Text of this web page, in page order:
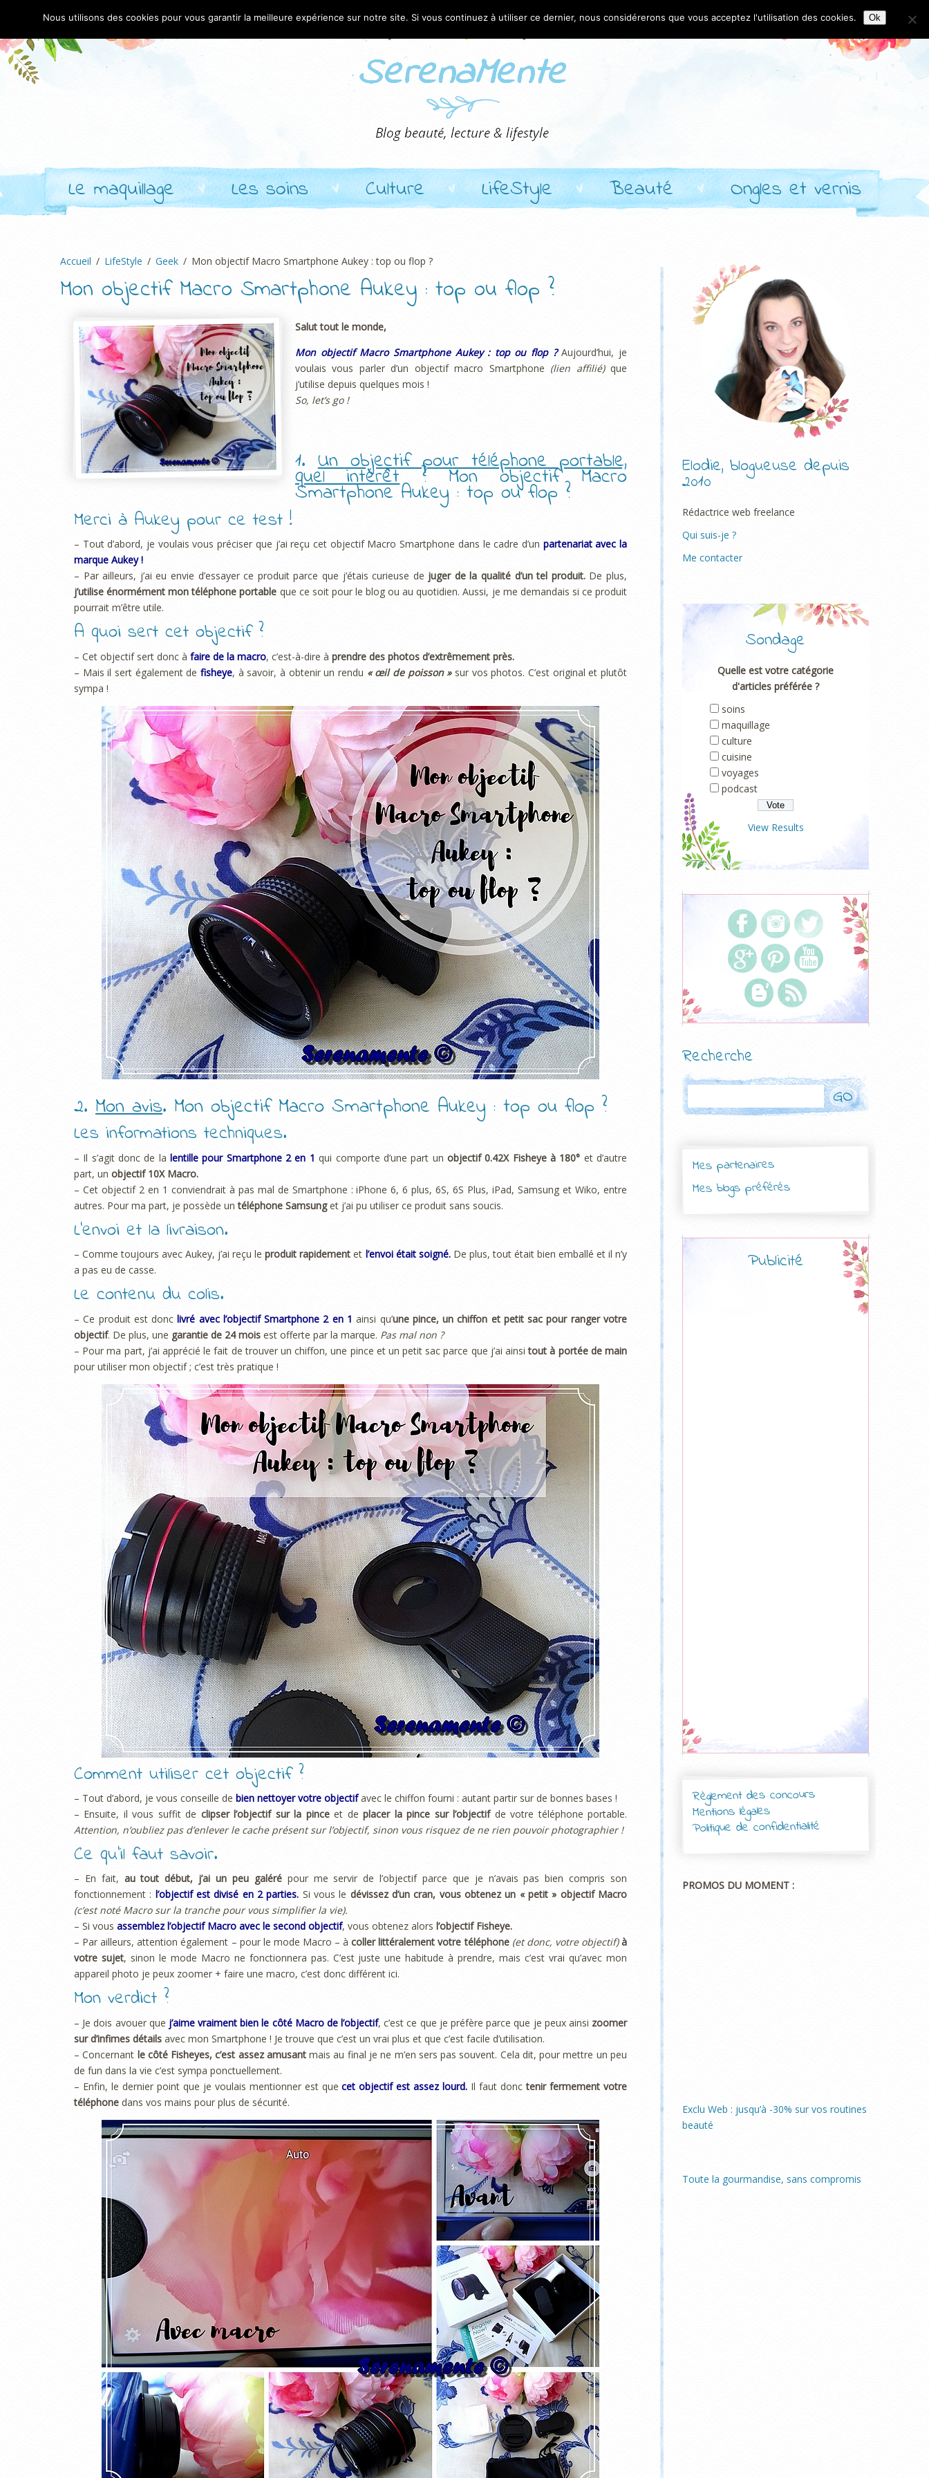
Le maquillage Les soins Culture LifeStyle Beauté Ongles et vernis
Accueil LifeStyle Geek Mon objectif Macro Smartphone Aukey : top ou flop ?
Mon objectif Macro Smartphone Aukey : top ou flop ?
Salut tout le monde,
Mon objectif Macro Smartphone Aukey : top ou flop ?Aujourd’hui, je
voulais vous parler d’un objectif macro Smartphone (lien affilié)que
j’utilise depuis quelques mois !
So, let’s go !
1.Un objectif pour téléphone portable,
quel intérêt? Mon objectif Macro
Smartphone Aukey : top ou flop ?
Merci à Aukey pour ce test !
– Tout d’abord, je voulais vous préciser que j’ai reçu cet objectif Macro Smartphone dans le cadre d’un partenariat avec la
marque Aukey !
– Par ailleurs, j’ai eu envie d’essayer ce produit parce que j’étais curieuse de juger de la qualité d’un tel produit.De plus,
j’utilise énormément mon téléphone portable que ce soit pour le blog ou au quotidien. Aussi, je me demandais si ce produit
pourrait m’être utile.
A quoi sert cet objectif ?
– Cet objectif sert donc à faire de la macro, c’est-à-dire à prendre des photos d’extrêmement près.
– Mais il sert également de fisheye, à savoir, à obtenir un rendu « œil de poisson »sur vos photos. C’est original et plutôt
sympa !
2. Mon avis. Mon objectif Macro Smartphone Aukey : top ou flop ?
Les informations techniques.
– Il s’agit donc de lalentille pour Smartphone 2 en 1 qui comporte d’une part un objectif 0.42X Fisheye à 180° et d’autre
part, un objectif 10X Macro.
– Cet objectif 2 en 1 conviendrait à pas mal de Smartphone : iPhone 6, 6 plus, 6S, 6S Plus, iPad, Samsung et Wiko, entre
autres. Pour ma part, je possède untéléphone Samsunget j’ai pu utiliser ce produit sans soucis.
L’envoi et la livraison.
– Comme toujours avec Aukey, j’ai reçu leproduit rapidement et l’envoi était soigné. De plus, tout était bien emballé et il n’y
a pas eu de casse.
Le contenu du colis.
– Ce produit est donc livré avec l’objectif Smartphone 2 en 1 ainsi qu’une pince, un chiffon et petit sac pour ranger votre
objectif. De plus, une garantie de 24 mois est offerte par la marque. Pas mal non ?
– Pour ma part, j’ai apprécié le fait de trouver un chiffon, une pince et un petit sac parce que j’ai ainsitout à portée de main
pour utiliser mon objectif ; c’est très pratique !
Comment utiliser cet objectif ?
– Tout d’abord, je vous conseille de bien nettoyer votre objectif avec le chiffon fourni : autant partir sur de bonnes bases !
– Ensuite, il vous suffit de clipser l’objectif sur la pinceet deplacer la pince sur l’objectifde votre téléphone portable.
Attention, n’oubliez pas d’enlever le cache présent sur l’objectif, sinon vous risquez de ne rien pouvoir photographier !
Ce qu’il faut savoir.
– En fait, au tout début, j’ai un peu galérépour me servir de l’objectif parce que je n’avais pas bien compris son
fonctionnement : l’objectif est divisé en 2 parties. Si vous le dévissez d’un cran, vous obtenez un « petit » objectif Macro
(c’est noté Macro sur la tranche pour vous simplifier la vie).
– Si vous assemblez l’objectif Macro avec le second objectif, vous obtenez alors l’objectif Fisheye.
– Par ailleurs, attention également – pour le mode Macro – àcoller littéralement votre téléphone (et donc, votre objectif) à
votre sujet, sinon le mode Macro ne fonctionnera pas. C’est juste une habitude à prendre, mais c’est vrai qu’avec mon
appareil photo je peux zoomer + faire une macro, c’est donc différent ici.
Mon verdict ?
– Je dois avouer que j’aime vraiment bien le côté Macro de l’objectif, c’est ce que je préfère parce que je peux ainsi zoomer
sur d’infimes détails avec mon Smartphone ! Je trouve que c’est un vrai plus et que c’est facile d’utilisation.
– Concernant le côté Fisheyes, c’est assez amusantmais au final je ne m’en sers pas souvent. Cela dit, pour mettre un peu
de fun dans la vie c’est sympa ponctuellement.
– Enfin, le dernier point que je voulais mentionner est quecet objectif est assez lourd. Il faut donc tenir fermement votre
téléphone dans vos mains pour plus de sécurité.
Elodie, blogueuse depuis
2010
Rédactrice web freelance
Qui suis-je ?
Me contacter
Sondage
Quelle est votre catégorie
d'articles préférée ?
soins
maquillage
culture
cuisine
voyages
podcast
View Results
Recherche
Mes partenaires
Mes blogs préférés
Publicité
Règlement des concours
Mentions légales
Politique de confidentialité
PROMOS DU MOMENT :
Exclu Web : jusqu’à -30% sur vos routines
beauté
Toute la gourmandise, sans compromis
Nous utilisons des cookies pour vous garantir la meilleure expérience sur notre site. Si vous continuez à utiliser ce dernier, nous considérerons que vous acceptez l'utilisation des cookies. Ok